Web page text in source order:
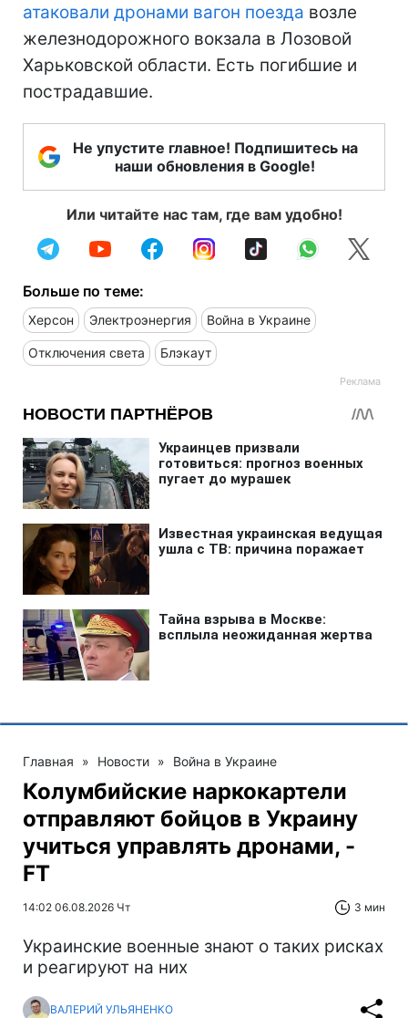
атаковали дронами вагон поезда возле
железнодорожного вокзала в Лозовой
Харьковской области. Есть погибшие и
пострадавшие.
Не упустите главное! Подпишитесь на
наши обновления в Google!
Или читайте нас там, где вам удобно!
Больше по теме:
Херсон Электроэнергия Война в Украине
Отключения света Блэкаут
Главная » Новости » Война в Украине
Колумбийские наркокартели
отправляют бойцов в Украину
учиться управлять дронами, -
FT
14:02 06.08.2026 Чт 3 мин
Украинские военные знают о таких рисках
и реагируют на них
ВАЛЕРИЙ УЛЬЯНЕНКО